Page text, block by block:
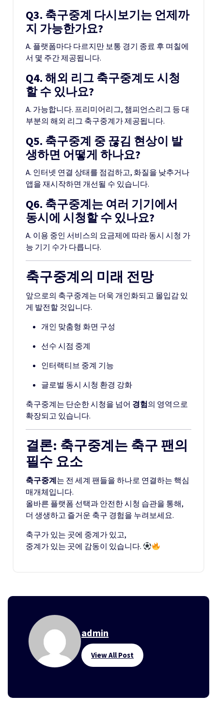
Q3. 축구중계 다시보기는 언제까
지 가능한가요?
A. 플랫폼마다 다르지만 보통 경기 종료 후 며칠에
서 몇 주간 제공됩니다.
Q4. 해외 리그 축구중계도 시청
할 수 있나요?
A. 가능합니다. 프리미어리그, 챔피언스리그 등 대
부분의 해외 리그 축구중계가 제공됩니다.
Q5. 축구중계 중 끊김 현상이 발
생하면 어떻게 하나요?
A. 인터넷 연결 상태를 점검하고, 화질을 낮추거나
앱을 재시작하면 개선될 수 있습니다.
Q6. 축구중계는 여러 기기에서
동시에 시청할 수 있나요?
A. 이용 중인 서비스의 요금제에 따라 동시 시청 가
능 기기 수가 다릅니다.
축구중계의 미래 전망
앞으로의 축구중계는 더욱 개인화되고 몰입감 있
게 발전할 것입니다.
개인 맞춤형 화면 구성
선수 시점 중계
인터랙티브 중계 기능
글로벌 동시 시청 환경 강화
축구중계는 단순한 시청을 넘어 경험의 영역으로
확장되고 있습니다.
결론: 축구중계는 축구 팬의
필수 요소
축구중계는 전 세계 팬들을 하나로 연결하는 핵심
매개체입니다.
올바른 플랫폼 선택과 안전한 시청 습관을 통해,
더 생생하고 즐거운 축구 경험을 누려보세요.
축구가 있는 곳에 중계가 있고,
중계가 있는 곳에 감동이 있습니다.
admin
View All Post